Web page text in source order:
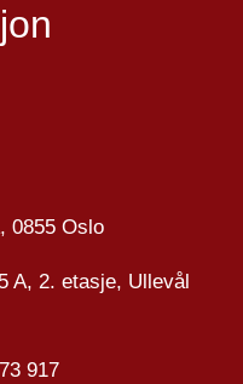
0855 Oslo
A, 2. etasje, Ullevål
917